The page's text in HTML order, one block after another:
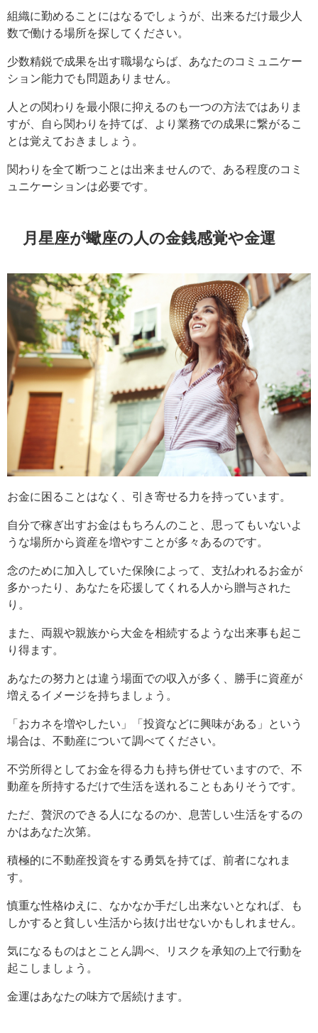
組織に勤めることにはなるでしょうが、出来るだけ最少人
数で働ける場所を探してください。
少数精鋭で成果を出す職場ならば、あなたのコミュニケー
ション能力でも問題ありません。
人との関わりを最小限に抑えるのも一つの方法ではありま
すが、自ら関わりを持てば、より業務での成果に繋がるこ
とは覚えておきましょう。
関わりを全て断つことは出来ませんので、ある程度のコミ
ュニケーションは必要です。
月星座が蠍座の人の金銭感覚や金運
お金に困ることはなく、引き寄せる力を持っています。
自分で稼ぎ出すお金はもちろんのこと、思ってもいないよ
うな場所から資産を増やすことが多々あるのです。
念のために加入していた保険によって、支払われるお金が
多かったり、あなたを応援してくれる人から贈与された
り。
また、両親や親族から大金を相続するような出来事も起こ
り得ます。
あなたの努力とは違う場面での収入が多く、勝手に資産が
増えるイメージを持ちましょう。
「おカネを増やしたい」「投資などに興味がある」という
場合は、不動産について調べてください。
不労所得としてお金を得る力も持ち併せていますので、不
動産を所持するだけで生活を送れることもありそうです。
ただ、贅沢のできる人になるのか、息苦しい生活をするの
かはあなた次第。
積極的に不動産投資をする勇気を持てば、前者になれま
す。
慎重な性格ゆえに、なかなか手だし出来ないとなれば、も
しかすると貧しい生活から抜け出せないかもしれません。
気になるものはとことん調べ、リスクを承知の上で行動を
起こしましょう。
金運はあなたの味方で居続けます。